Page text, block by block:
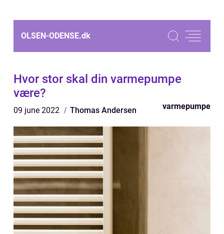
OLSEN-ODENSE.dk
Hvor stor skal din varmepumpe
være?
09 june 2022 Thomas Andersen varmepumpe